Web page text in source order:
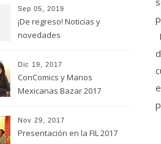
Sep 05, 2019
¡De regreso! Noticias y
novedades
Dic 19, 2017
ConComics y Manos
Mexicanas Bazar 2017
Nov 29, 2017
Presentación en la FIL 2017